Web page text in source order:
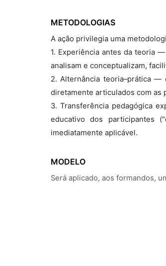
METODOLOGIAS
A ação privilegia uma
1. Experiência antes da teoria
analisam e conceptualizam,
2. Alternância teoria–prática —
diretamente articulados com as
3. Transferência pedagógica
educativo dos participantes
imediatamente aplicável.
MODELO
Será aplicado, aos formandos,